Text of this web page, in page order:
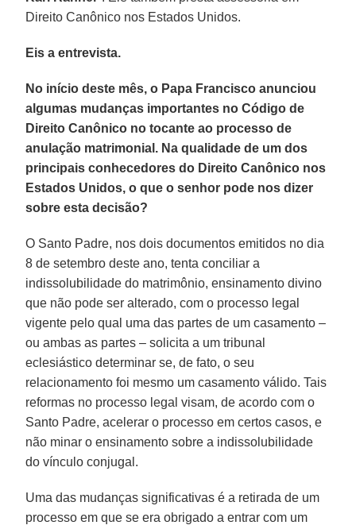
Direito Canônico nos Estados Unidos.
Eis a entrevista.
No início deste mês, o Papa Francisco anunciou
algumas mudanças importantes no Código de
Direito Canônico no tocante ao processo de
anulação matrimonial. Na qualidade de um dos
principais conhecedores do Direito Canônico nos
Estados Unidos, o que o senhor pode nos dizer
sobre esta decisão?
O Santo Padre, nos dois documentos emitidos no dia
8 de setembro deste ano, tenta conciliar a
indissolubilidade do matrimônio, ensinamento divino
que não pode ser alterado, com o processo legal
vigente pelo qual uma das partes de um casamento –
ou ambas as partes – solicita a um tribunal
eclesiástico determinar se, de fato, o seu
relacionamento foi mesmo um casamento válido. Tais
reformas no processo legal visam, de acordo com o
Santo Padre, acelerar o processo em certos casos, e
não minar o ensinamento sobre a indissolubilidade
do vínculo conjugal.
Uma das mudanças significativas é a retirada de um
processo em que se era obrigado a entrar com um